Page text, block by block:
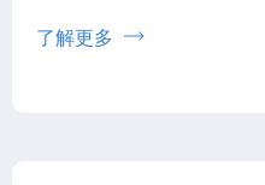
了解更多